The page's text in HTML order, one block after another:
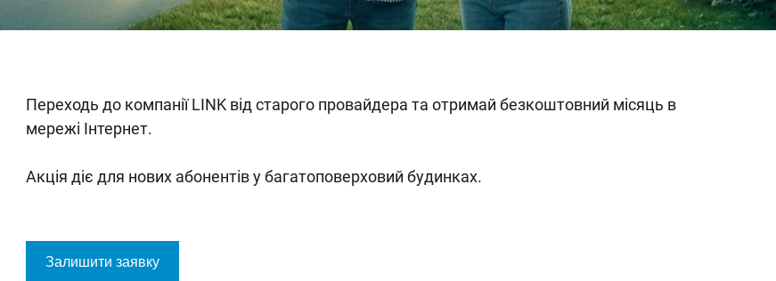
Переходь до компанії LINK від старого провайдера та отримай безкоштовний місяць в
мережі Інтернет.
Акція діє для нових абонентів у багатоповерховий будинках.
Залишити заявку